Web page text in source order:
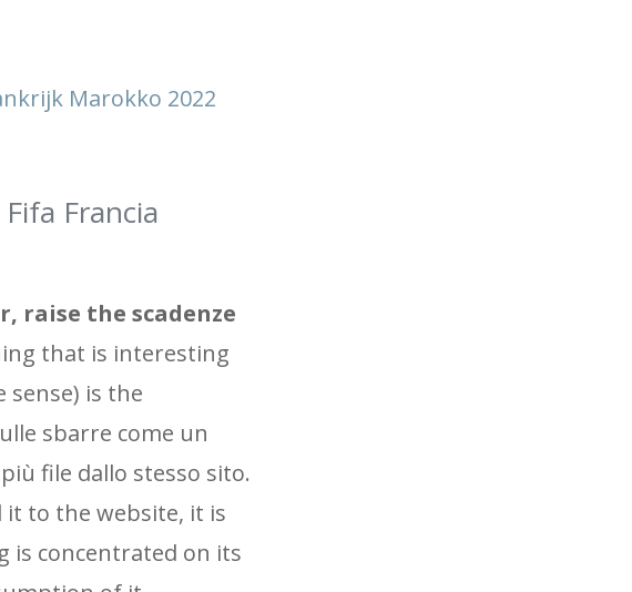
Marokko 2022
Francia
raise the scadenze
that is interesting
sense) is the
sbarre come un
file dallo stesso sito.
to the website, it is
is concentrated on its